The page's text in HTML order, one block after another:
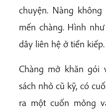
chuyện. Nàng
mến chàng. Hình
dây liên hệ ở tiền kiếp.
Chàng mở khăn gói
sách nhỏ cũ kỹ, có
ra một cuốn mỏng